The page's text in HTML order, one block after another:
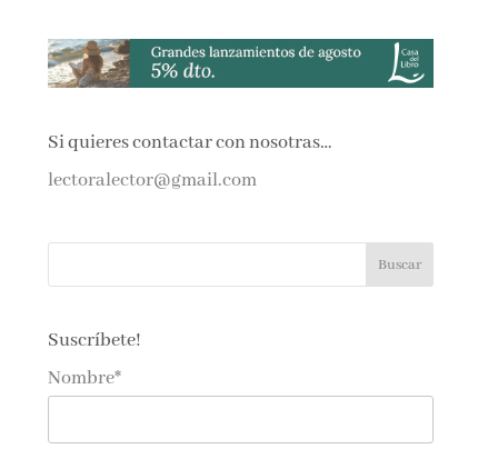
Si quieres contactar con nosotras…
lectoralector@gmail.com
Suscríbete!
Nombre*